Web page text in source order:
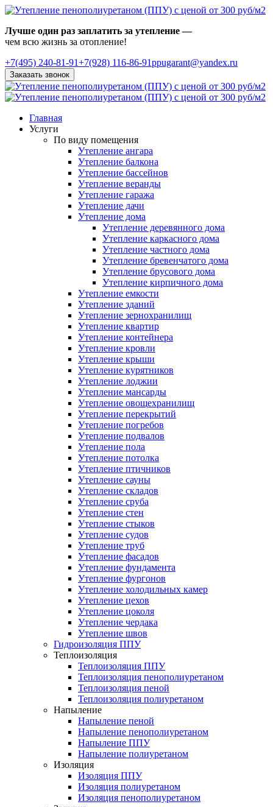
Лучше один раз заплатить за утепление —
чем всю жизнь за отопление!
+7(495) 240-81-91+7(928) 116-86-91ppugarant@yandex.ru
Заказать звонок
Главная
Услуги
По виду помещения
Утепление ангара
Утепление балкона
Утепление бассейнов
Утепление веранды
Утепление гаража
Утепление дачи
Утепление дома
Утепление деревянного дома
Утепление каркасного дома
Утепление частного дома
Утепление бревенчатого дома
Утепление брусового дома
Утепление кирпичного дома
Утепление емкости
Утепление зданий
Утепление зернохранилищ
Утепление квартир
Утепление контейнера
Утепление кровли
Утепление крыши
Утепление курятников
Утепление лоджии
Утепление мансарды
Утепление овощехранилищ
Утепление перекрытий
Утепление погребов
Утепление подвалов
Утепление пола
Утепление потолка
Утепление птичников
Утепление сауны
Утепление складов
Утепление сруба
Утепление стен
Утепление стыков
Утепление судов
Утепление труб
Утепление фасадов
Утепление фундамента
Утепление фургонов
Утепление холодильных камер
Утепление цехов
Утепление цоколя
Утепление чердака
Утепление швов
Гидроизоляция ППУ
Теплоизоляция
Теплоизоляция ППУ
Теплоизоляция пенополиуретаном
Теплоизоляция пеной
Теплоизоляция полиуретаном
Напыление
Напыление пеной
Напыление пенополиуретаном
Напыление ППУ
Напыление полиуретаном
Изоляция
Изоляция ППУ
Изоляция полиуретаном
Изоляция пенополиуретаном